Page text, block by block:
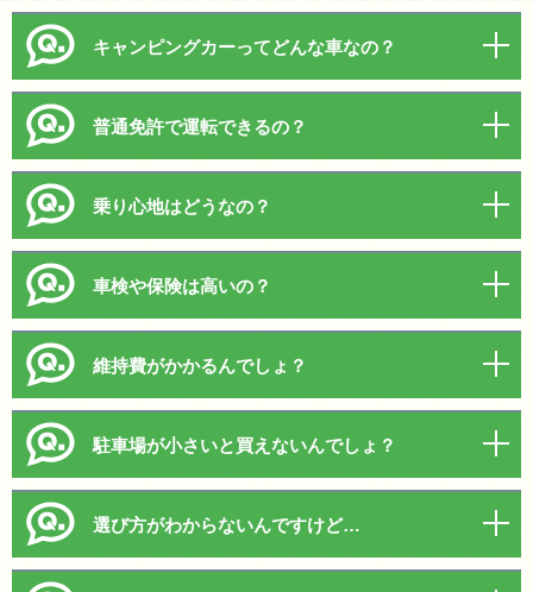
キャンピングカーってどんな車なの？
普通免許で運転できるの？
乗り心地はどうなの？
車検や保険は高いの？
維持費がかかるんでしょ？
駐車場が小さいと買えないんでしょ？
選び方がわからないんですけど…